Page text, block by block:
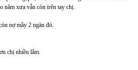
năm xưa vẫn còn trên tay chị.
nợ mầy 2 ngàn đó.
chị nhiều lắm.